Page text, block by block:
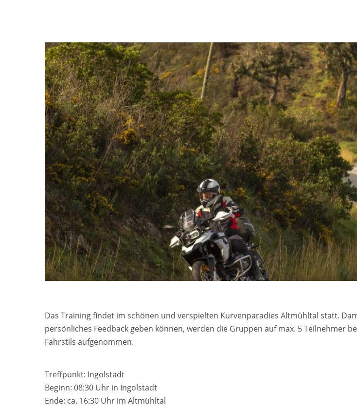
Das Training findet im schönen und verspielten Kurvenparadies Altmühltal statt.
persönliches Feedback geben können, werden die Gruppen auf max. 5 Teilnehmer
Fahrstils aufgenommen.
Treffpunkt: Ingolstadt
Beginn: 08:30 Uhr in Ingolstadt
Ende: ca. 16:30 Uhr im Altmühltal